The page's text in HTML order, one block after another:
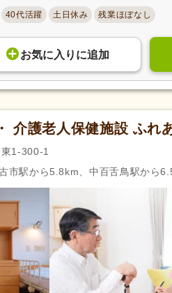
あり(128,988) 正社員登用あ
歩合制あり
可(43,584)
40代活躍 土日休み 残業ほぼなし
お気に入り に追加
介護老人保健施設 ふれ
1-300-1
市駅から5.8km、中百舌鳥駅から